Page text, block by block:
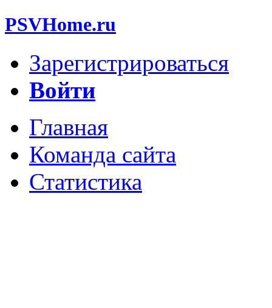
PSVHome.ru
Зарегистрироваться
Войти
Главная
Команда сайта
Статистика